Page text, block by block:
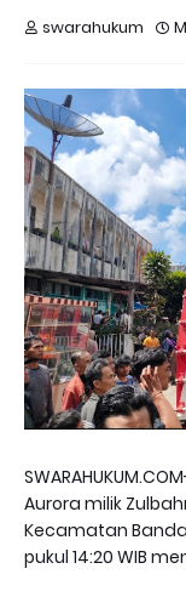
swarahukum
Aurora milik
Kecamatan
pukul 14:20 WIB